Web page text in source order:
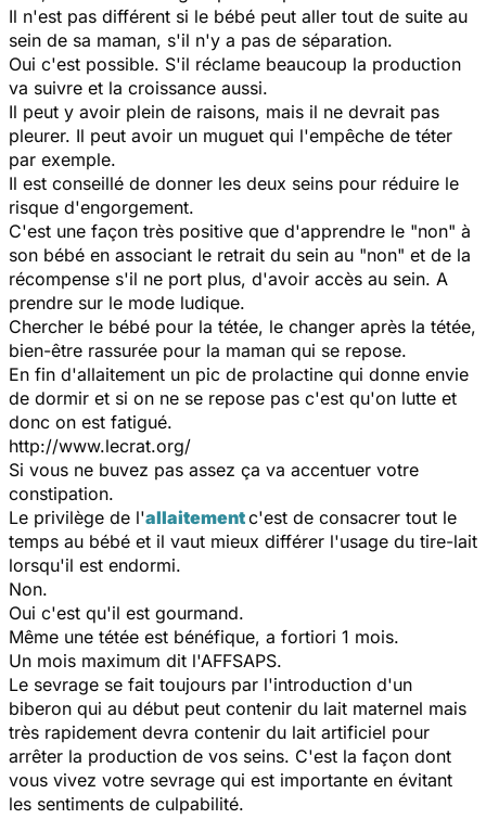
Il n'est pas différent si le bébé peut aller tout de suite au
sein de sa maman, s'il n'y a pas de séparation.
Oui c'est possible. S'il réclame beaucoup la production
va suivre et la croissance aussi.
Il peut y avoir plein de raisons, mais il ne devrait pas
pleurer. Il peut avoir un muguet qui l'empêche de téter
par exemple.
Il est conseillé de donner les deux seins pour réduire le
risque d'engorgement.
C'est une façon très positive que d'apprendre le "non" à
son bébé en associant le retrait du sein au "non" et de la
récompense s'il ne port plus, d'avoir accès au sein. A
prendre sur le mode ludique.
Chercher le bébé pour la tétée, le changer après la tétée,
bien-être rassurée pour la maman qui se repose.
En fin d'allaitement un pic de prolactine qui donne envie
de dormir et si on ne se repose pas c'est qu'on lutte et
donc on est fatigué.
http://www.lecrat.org/
Si vous ne buvez pas assez ça va accentuer votre
constipation.
Le privilège de l'allaitementc'est de consacrer tout le
temps au bébé et il vaut mieux différer l'usage du tire-lait
lorsqu'il est endormi.
Non.
Oui c'est qu'il est gourmand.
Même une tétée est bénéfique, a fortiori 1 mois.
Un mois maximum dit l'AFFSAPS.
Le sevrage se fait toujours par l'introduction d'un
biberon qui au début peut contenir du lait maternel mais
très rapidement devra contenir du lait artificiel pour
arrêter la production de vos seins. C'est la façon dont
vous vivez votre sevrage qui est importante en évitant
les sentiments de culpabilité.